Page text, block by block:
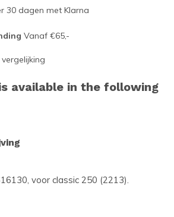
30 dagen met Klarna
Vanaf €65,-
available in the following
voor classic 250 (2213).